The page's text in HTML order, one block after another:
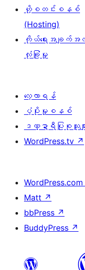
ဟို့စတင်းစနစ်
(Hosting)
ကိုယ်ရေးအချက်
လုံခြုံမှု
လေ့လာရန်
ပံ့ပိုးမှုစနစ်
ဒဏ္ဍာရီပြုစုသူမျာ
WordPress.tv ↗
WordPress.com
Matt ↗
bbPress ↗
BuddyPress ↗